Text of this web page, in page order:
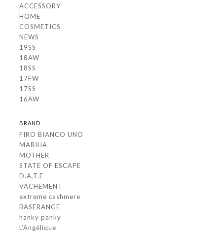
ACCESSORY
HOME
COSMETICS
NEWS
19SS
18AW
18SS
17FW
17SS
16AW
BRAND
FIRO BIANCO UNO
MARIHA
MOTHER
STATE OF ESCAPE
D.A.T.E
VACHEMENT
extreme cashmere
BASERANGE
hanky panky
L’Angélique